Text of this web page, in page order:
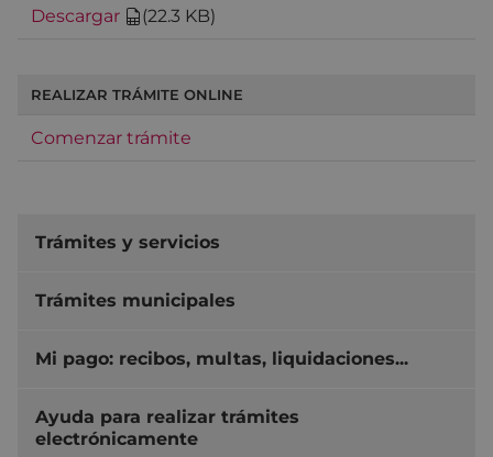
Descargar
(22.3 KB)
REALIZAR TRÁMITE ONLINE
Comenzar trámite
Trámites y servicios
Trámites municipales
Mi pago: recibos, multas, liquidaciones...
Ayuda para realizar trámites
electrónicamente